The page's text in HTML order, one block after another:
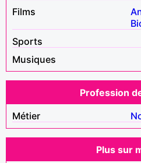
Films
Sports
Musiques
Profession
Métier
Plus sur